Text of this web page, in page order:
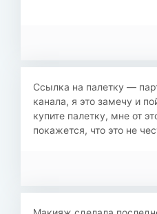
Ссылка на палетку —
канала, я это замечу и
купите палетку, мне от
покажется, что это не